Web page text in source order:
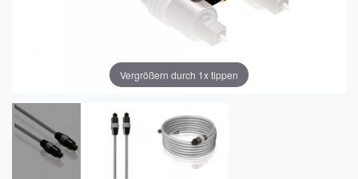
Vergrößern durch 1x tippen